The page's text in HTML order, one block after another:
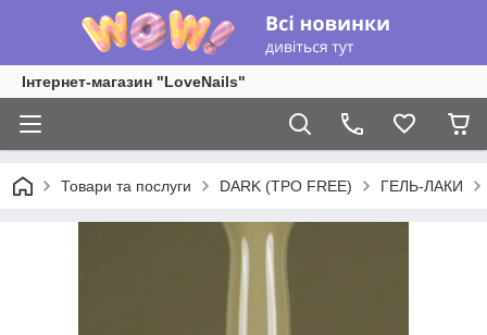
Інтернет-магазин "LoveNails"
Товари та послуги DARK (TPO FREE) ГЕЛЬ-ЛАКИ